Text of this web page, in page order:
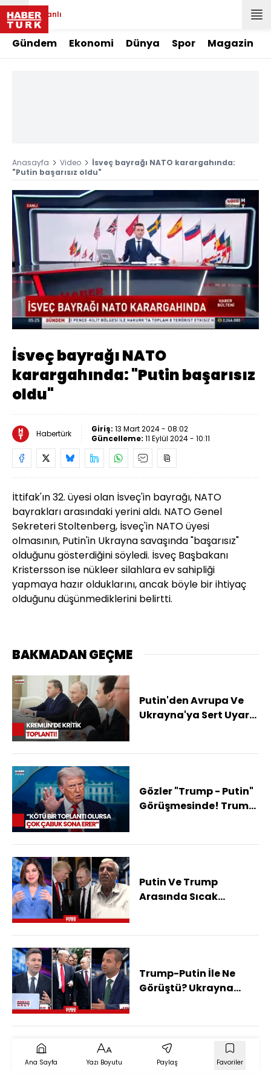
Canlı
Gündem Ekonomi Dünya Spor Magazin
Anasayfa Video
İsveç bayrağı NATO karargahında:
"Putin başarısız oldu"
Sesi
Aç
Yüklendi:
33.42%
Oynatma
Hızı
İsveç bayrağı NATO
karargahında: "Putin başarısız
oldu"
Habertürk Giriş: 13 Mart 2024 - 08:02
Güncelleme: 11 Eylül 2024 - 10:11
İttifak'ın 32. üyesi olan İsveç'in bayrağı, NATO
bayrakları arasındaki yerini aldı. NATO Genel
Sekreteri Stoltenberg, İsveç'in NATO üyesi
olmasının, Putin'in Ukrayna savaşında "başarısız"
olduğunu gösterdiğini söyledi. İsveç Başbakanı
Kristersson ise nükleer silahlara ev sahipliği
yapmaya hazır olduklarını, ancak böyle bir ihtiyaç
olduğunu düşünmediklerini belirtti.
BAKMADAN GEÇME
Putin'den Avrupa Ve
Ukrayna'ya Sert Uyarı:
Gözler "Trump - Putin"
Görüşmesinde! Trump:
Putin Ve Trump
Arasında Sıcak
Trump-Putin İle Ne
Görüştü? Ukrayna
Ana Sayfa Yazı Boyutu Paylaş Favoriler